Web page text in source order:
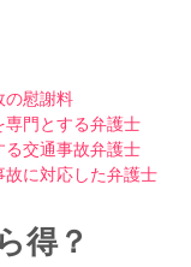
の慰謝料
専門とする弁護士
る交通事故弁護士
に対応した弁護士
得？